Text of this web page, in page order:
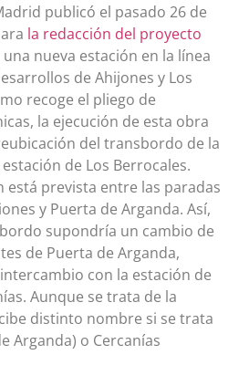
publicó el pasado 26 de
la redacción del proyecto
nueva estación en la línea
de Ahijones y Los
recoge el pliego de
la ejecución de esta obra
del transbordo de la
de Los Berrocales.
está prevista entre las paradas
y Puerta de Arganda. Así,
supondría un cambio de
de Puerta de Arganda,
con la estación de
Aunque se trata de la
distinto nombre si se trata
Arganda) o Cercanías